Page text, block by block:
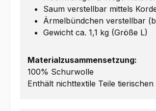
Saum verstellbar mittels
Ärmelbündchen verstellbar
Gewicht ca. 1,1 kg (Größe L)
Materialzusammensetzung:
100% Schurwolle
Enthält nichttextile Teile